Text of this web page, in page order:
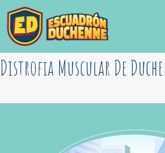
Saltar
al
contenido
Distrofia Muscular De